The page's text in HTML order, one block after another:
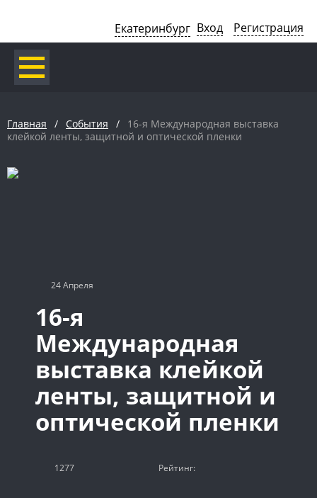
Екатеринбург Вход Регистрация
Главная / События /
16-я Международная выставка
клейкой ленты, защитной и оптической пленки
24 Апреля
16-я
Международная
выставка клейкой
ленты, защитной и
оптической пленки
1277 Рейтинг: